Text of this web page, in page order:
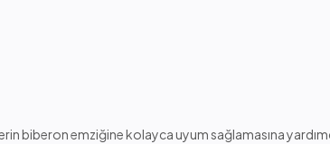
biberon emziğine kolayca uyum sağlamasına